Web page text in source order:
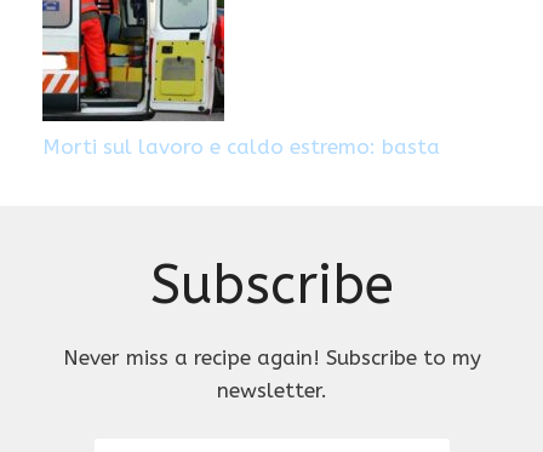
Morti sul lavoro e caldo estremo: basta
Subscribe
Never miss a recipe again! Subscribe to my
newsletter.